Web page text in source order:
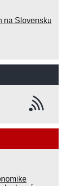
na Slovensku